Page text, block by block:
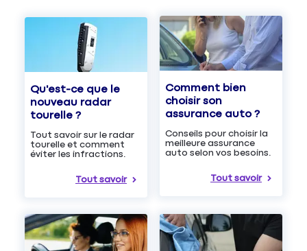
Qu'est-ce que le
nouveau radar
tourelle ?
Tout savoir sur le radar
tourelle et comment
éviter les infractions.
Tout savoir
Comment bien
choisir son
assurance auto ?
Conseils pour choisir la
meilleure assurance
auto selon vos besoins.
Tout savoir